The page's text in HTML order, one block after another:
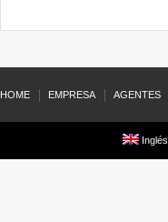
HOME EMPRESA AGENTES
Inglés